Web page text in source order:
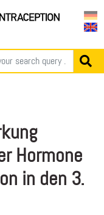
Hormone
in den 3.